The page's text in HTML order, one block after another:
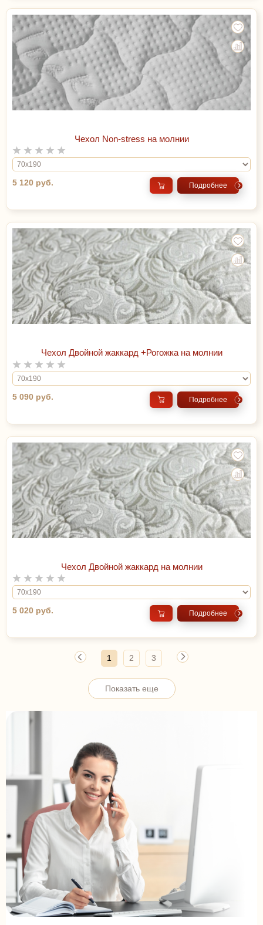
Чехол Non-stress на молнии
5 120 руб. Подробнее
Чехол Двойной жаккард +Рогожка на молнии
5 090 руб. Подробнее
Чехол Двойной жаккард на молнии
5 020 руб. Подробнее
1 2 3
Показать еще